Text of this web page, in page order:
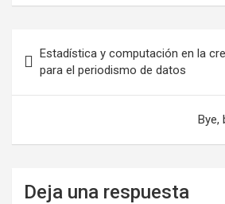
de
entradas
Estadística y computación en la
para el periodismo de datos
Bye,
Deja una respuesta